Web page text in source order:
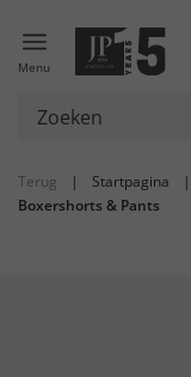
Menu
Terug | Startpagina |
Boxershorts & Pants